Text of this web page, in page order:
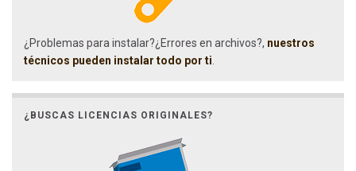
¿Problemas para instalar?¿Errores en archivos?, nuestros
técnicos pueden instalar todo por ti
¿BUSCAS LICENCIAS ORIGINALES?